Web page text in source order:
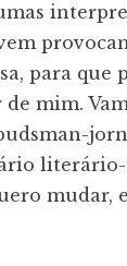
para que
mim.
mudar,